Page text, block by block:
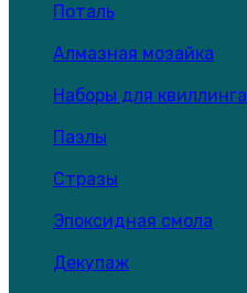
Поталь
Алмазная мозайка
Наборы для квиллинга
Пазлы
Стразы
Эпоксидная смола
Декупаж